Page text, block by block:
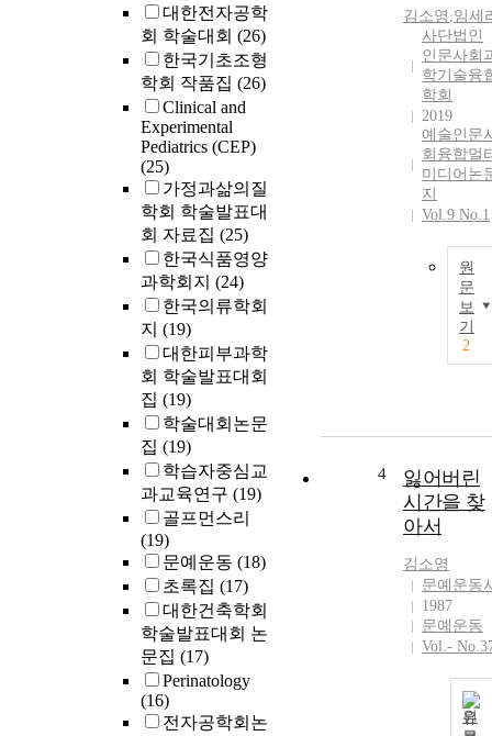
대한전자공학
회 학술대회 (26)
한국기초조형
학회 작품집 (26)
Clinical and
Experimental
Pediatrics (CEP)
(25)
가정과삶의질
학회 학술발표대
회 자료집 (25)
한국식품영양
과학회지 (24)
한국의류학회
지 (19)
대한피부과학
회 학술발표대회
집 (19)
학술대회논문
집 (19)
학습자중심교
과교육연구 (19)
골프먼스리
(19)
문예운동 (18)
초록집 (17)
대한건축학회
학술발표대회 논
문집 (17)
Perinatology
(16)
전자공학회논
김소영 ,임세
사단법인
인문사회
학기술융
학회
2019
예술인문
회융합멀
미디어논
지
Vol.9 No.1
원
문
보
기
2
4
잃어버린
시간을 찾
아서
김소영
문예운동
1987
문예운동
Vol.-
원